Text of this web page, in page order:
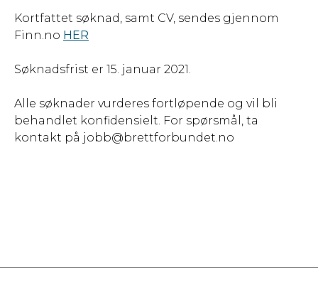
Kortfattet søknad, samt CV, sendes gjennom
Finn.no HER
Søknadsfrist er 15. januar 2021.
Alle søknader vurderes fortløpende og vil bli
behandlet konfidensielt. For spørsmål, ta
kontakt på jobb@brettforbundet.no